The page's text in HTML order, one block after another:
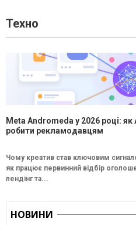
Техно
Meta Andromeda у 2026 році: як
робити рекламодавцям
Чому креатив став ключовим
як працює первинний відбір
лендінг та...
НОВИНИ